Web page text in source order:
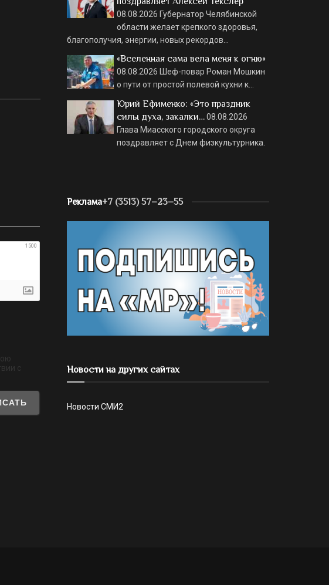
1500
с
08.08.2026 Губернатор Челябинской
области желает крепкого здоровья,
благополучия, энергии, новых рекордов…
«Вселенная сама вела меня к огню»
08.08.2026 Шеф-повар Роман Мошкин
о пути от простой полевой кухни к…
Юрий Ефименко: «Это праздник
силы духа, закалки…08.08.2026
Глава Миасского городского округа
поздравляет с Днем физкультурника.
Реклама+7 (3513) 57–23–55
Новости на других сайтах
Новости СМИ2